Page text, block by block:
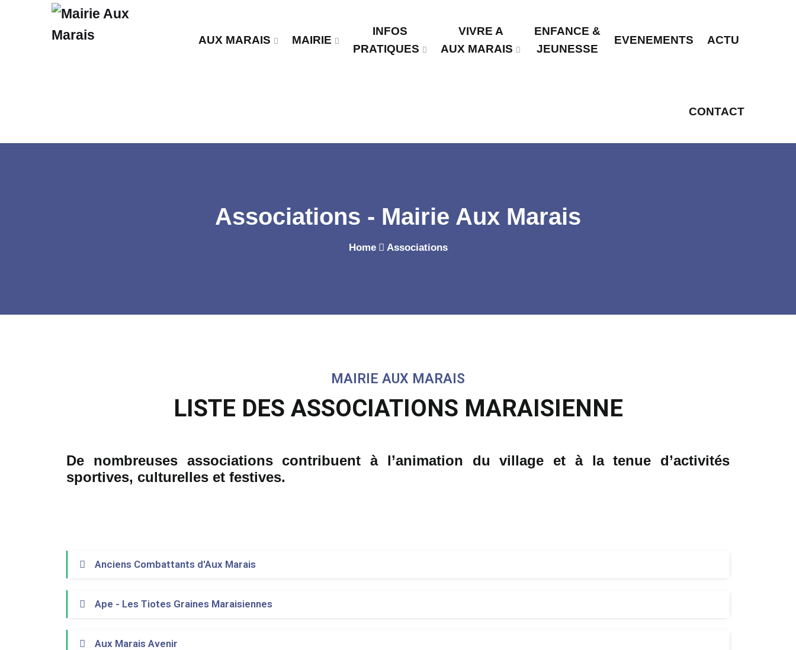
AUX MARAIS MAIRIE
INFOS
PRATIQUES
VIVRE A
AUX MARAIS
ENFANCE &
JEUNESSE
EVENEMENTS ACTU
CONTACT
Associations - Mairie Aux Marais
Home Associations
MAIRIE AUX MARAIS
LISTE DES ASSOCIATIONS MARAISIENNE
De nombreuses associations contribuent à l’animation du village et à la tenue d’activités
sportives, culturelles et festives.
Anciens Combattants d'Aux Marais
Ape - Les Tiotes Graines Maraisiennes
Aux Marais Avenir